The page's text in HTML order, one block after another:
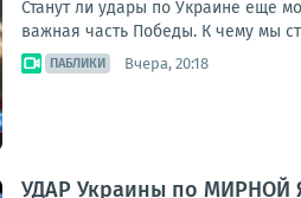
Станут ли удары по Украине еще
важная часть Победы. К чему мы
ПАБЛИКИ Вчера, 20:18
УДАР Украины по МИРНОЙ